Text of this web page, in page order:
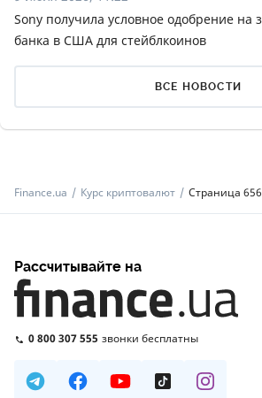
Sony получила условное одобрение на
банка в США для стейблкоинов
ВСЕ НОВОСТИ
Finance.ua Курс криптовалют Страница 656
Рассчитывайте на
0 800 307 555 звонки бесплатны